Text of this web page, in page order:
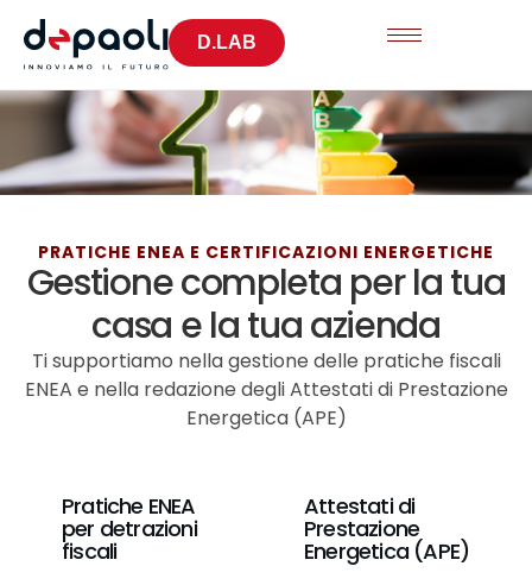
D.LAB
PRATICHE ENEA E CERTIFICAZIONI ENERGETICHE
Gestione completa per la tua
casa e la tua azienda
Ti supportiamo nella gestione delle pratiche fiscali
ENEA e nella redazione degli Attestati di Prestazione
Energetica (APE)
Pratiche ENEA
per detrazioni
fiscali
Attestati di
Prestazione
Energetica (APE)